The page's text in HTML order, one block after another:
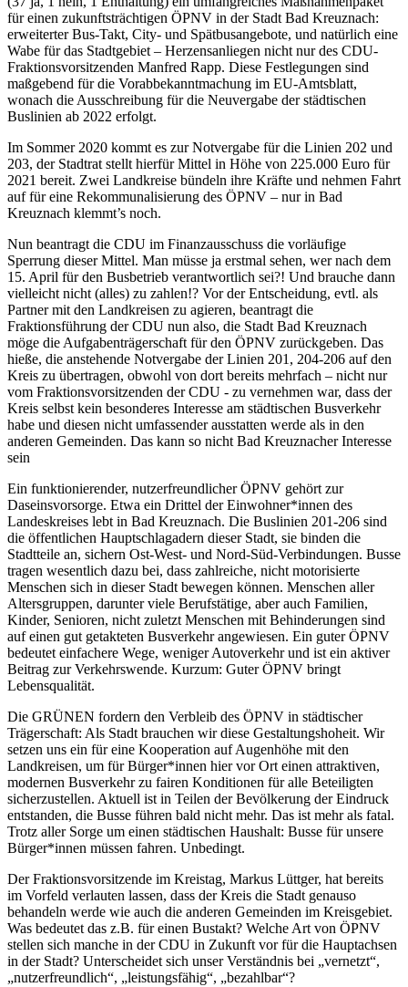
für einen zukunftsträchtigen ÖPNV in der Stadt Bad Kreuznach:
erweiterter Bus-Takt, City- und Spätbusangebote, und natürlich eine
Wabe für das Stadtgebiet – Herzensanliegen nicht nur des CDU-
Fraktionsvorsitzenden Manfred Rapp. Diese Festlegungen sind
maßgebend für die Vorabbekanntmachung im EU-Amtsblatt,
wonach die Ausschreibung für die Neuvergabe der städtischen
Buslinien ab 2022 erfolgt.
Im Sommer 2020 kommt es zur Notvergabe für die Linien 202 und
203, der Stadtrat stellt hierfür Mittel in Höhe von 225.000 Euro für
2021 bereit. Zwei Landkreise bündeln ihre Kräfte und nehmen Fahrt
auf für eine Rekommunalisierung des ÖPNV – nur in Bad
Kreuznach klemmt’s noch.
Nun beantragt die CDU im Finanzausschuss die vorläufige
Sperrung dieser Mittel. Man müsse ja erstmal sehen, wer nach dem
15. April für den Busbetrieb verantwortlich sei?! Und brauche dann
vielleicht nicht (alles) zu zahlen!? Vor der Entscheidung, evtl. als
Partner mit den Landkreisen zu agieren, beantragt die
Fraktionsführung der CDU nun also, die Stadt Bad Kreuznach
möge die Aufgabenträgerschaft für den ÖPNV zurückgeben. Das
hieße, die anstehende Notvergabe der Linien 201, 204-206 auf den
Kreis zu übertragen, obwohl von dort bereits mehrfach – nicht nur
vom Fraktionsvorsitzenden der CDU - zu vernehmen war, dass der
Kreis selbst kein besonderes Interesse am städtischen Busverkehr
habe und diesen nicht umfassender ausstatten werde als in den
anderen Gemeinden. Das kann so nicht Bad Kreuznacher Interesse
sein
Ein funktionierender, nutzerfreundlicher ÖPNV gehört zur
Daseinsvorsorge. Etwa ein Drittel der Einwohner*innen des
Landeskreises lebt in Bad Kreuznach. Die Buslinien 201-206 sind
die öffentlichen Hauptschlagadern dieser Stadt, sie binden die
Stadtteile an, sichern Ost-West- und Nord-Süd-Verbindungen. Busse
tragen wesentlich dazu bei, dass zahlreiche, nicht motorisierte
Menschen sich in dieser Stadt bewegen können. Menschen aller
Altersgruppen, darunter viele Berufstätige, aber auch Familien,
Kinder, Senioren, nicht zuletzt Menschen mit Behinderungen sind
auf einen gut getakteten Busverkehr angewiesen. Ein guter ÖPNV
bedeutet einfachere Wege, weniger Autoverkehr und ist ein aktiver
Beitrag zur Verkehrswende. Kurzum: Guter ÖPNV bringt
Lebensqualität.
Die GRÜNEN fordern den Verbleib des ÖPNV in städtischer
Trägerschaft: Als Stadt brauchen wir diese Gestaltungshoheit. Wir
setzen uns ein für eine Kooperation auf Augenhöhe mit den
Landkreisen, um für Bürger*innen hier vor Ort einen attraktiven,
modernen Busverkehr zu fairen Konditionen für alle Beteiligten
sicherzustellen. Aktuell ist in Teilen der Bevölkerung der Eindruck
entstanden, die Busse führen bald nicht mehr. Das ist mehr als fatal.
Trotz aller Sorge um einen städtischen Haushalt: Busse für unsere
Bürger*innen müssen fahren. Unbedingt.
Der Fraktionsvorsitzende im Kreistag, Markus Lüttger, hat bereits
im Vorfeld verlauten lassen, dass der Kreis die Stadt genauso
behandeln werde wie auch die anderen Gemeinden im Kreisgebiet.
Was bedeutet das z.B. für einen Bustakt? Welche Art von ÖPNV
stellen sich manche in der CDU in Zukunft vor für die Hauptachsen
in der Stadt? Unterscheidet sich unser Verständnis bei „vernetzt“,
„nutzerfreundlich“, „leistungsfähig“, „bezahlbar“?